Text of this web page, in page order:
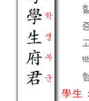
學生